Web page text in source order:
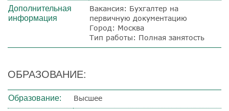
Дополнительная
информация
Вакансия: Бухгалтер на
первичную документацию
Город: Москва
Тип работы: Полная занятость
ОБРАЗОВАНИЕ:
Образование: Высшее